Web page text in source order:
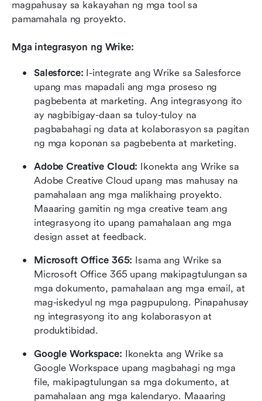
magpahusay sa kakayahan ng mga tool sa
pamamahala ng proyekto.
Mga integrasyon ng Wrike:
Salesforce: I-integrate ang Wrike sa Salesforce
upang mas mapadali ang mga proseso ng
pagbebenta at marketing. Ang integrasyong ito
ay nagbibigay-daan sa tuloy-tuloy na
pagbabahagi ng data at kolaborasyon sa pagitan
ng mga koponan sa pagbebenta at marketing.
Adobe Creative Cloud: Ikonekta ang Wrike sa
Adobe Creative Cloud upang mas mahusay na
pamahalaan ang mga malikhaing proyekto.
Maaaring gamitin ng mga creative team ang
integrasyong ito upang pamahalaan ang mga
design asset at feedback.
Microsoft Office 365: Isama ang Wrike sa
Microsoft Office 365 upang makipagtulungan sa
mga dokumento, pamahalaan ang mga email, at
mag-iskedyul ng mga pagpupulong. Pinapahusay
ng integrasyong ito ang kolaborasyon at
produktibidad.
Google Workspace: Ikonekta ang Wrike sa
Google Workspace upang magbahagi ng mga
file, makipagtulungan sa mga dokumento, at
pamahalaan ang mga kalendaryo. Maaaring